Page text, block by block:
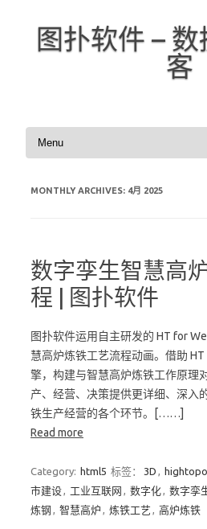
图扑软件 –
客
Skip
MONTHLY ARCHIVES: 4月 2025
数字孪生智慧高
程 | 图扑软件
图扑软件运用自主研发的 HT for
慧高炉炼铁工艺流程动画。借助 HT
擎，构建与智慧高炉炼铁工作原理
产、经营、决策提供更详细、深入
铁生产经营的各个环节。[……]
Read more
Category: html5 标签： 3D , hightopo
市建设, 工业互联网 , 数字化, 数字孪
炼钢 , 智慧高炉 , 炼铁工艺 , 高炉炼铁